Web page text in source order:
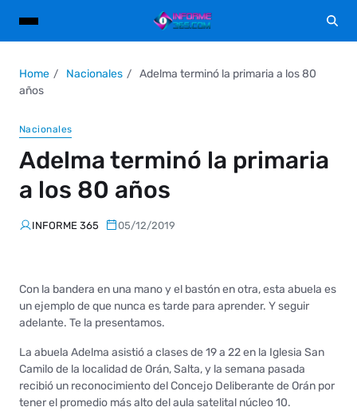
Home Nacionales
Adelma terminó la primaria a los 80
años
Nacionales
Adelma terminó la primaria
a los 80 años
INFORME 365 05/12/2019
Con la bandera en una mano y el bastón en otra, esta abuela es
un ejemplo de que nunca es tarde para aprender. Y seguir
adelante. Te la presentamos.
La abuela Adelma asistió a clases de 19 a 22 en la Iglesia San
Camilo de la localidad de Orán, Salta, y la semana pasada
recibió un reconocimiento del Concejo Deliberante de Orán por
tener el promedio más alto del aula satelital núcleo 10.